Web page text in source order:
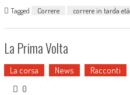
Tagged Correre correre in tarda età
La Prima Volta
La corsa News Racconti
0